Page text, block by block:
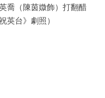
喬（陳茵媺飾）打翻醋
英台》劇照）